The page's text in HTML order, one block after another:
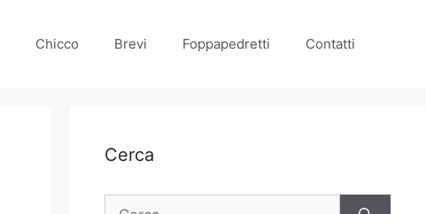
Chicco Brevi Foppapedretti Contatti
Cerca
Ricerca